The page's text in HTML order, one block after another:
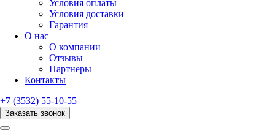
Условия оплаты
Условия доставки
Гарантия
О нас
О компании
Отзывы
Партнеры
Контакты
+7 (3532) 55-10-55
Заказать звонок